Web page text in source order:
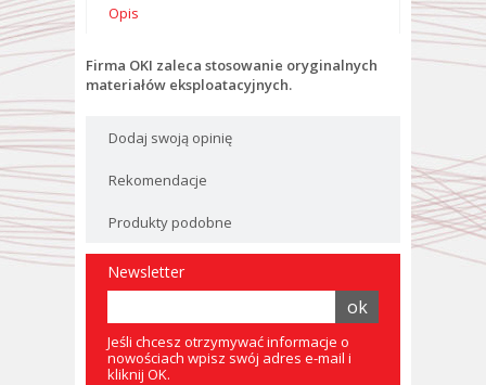
Opis
Firma OKI zaleca stosowanie oryginalnych
materiałów eksploatacyjnych.
Dodaj swoją opinię
Rekomendacje
Produkty podobne
Newsletter
Jeśli chcesz otrzymywać informacje o
nowościach wpisz swój adres e-mail i
kliknij OK.